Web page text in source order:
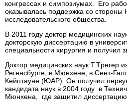
конгрессах и симпозиумах. Его
оказывалась поддержка со стороны
исследовательского общества.
В 2011 году доктор медицинских
докторскую диссертацию в
специальности хирургия и получил
Доктор медицинских наук T.Tрегер
Регенсбурге, в Мюнхене, в Сент-
Кейптауне (ЮАР). Он получил
кандидата наук в 2004 году в
Мюнхена, где защитил диссертацию